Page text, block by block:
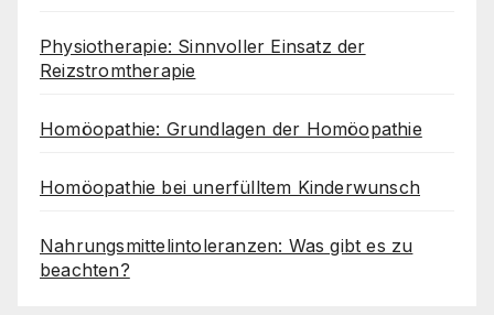
Physiotherapie: Sinnvoller Einsatz der
Reizstromtherapie
Homöopathie: Grundlagen der Homöopathie
Homöopathie bei unerfülltem Kinderwunsch
Nahrungsmittelintoleranzen: Was gibt es zu
beachten?